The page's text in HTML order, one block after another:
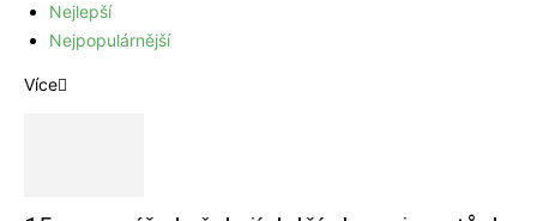
Nejlepší
Nejpopulárnější
Více